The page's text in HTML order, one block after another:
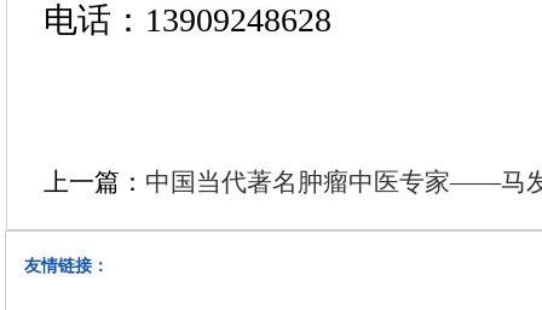
电话：13909248628
上一篇： 中国当代著名肿瘤中医专家——马
友情链接：